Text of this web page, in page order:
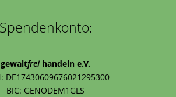
Spendenkonto:
gewaltfreihandeln e.V.
DE17430609676021295300
BIC: GENODEM1GLS